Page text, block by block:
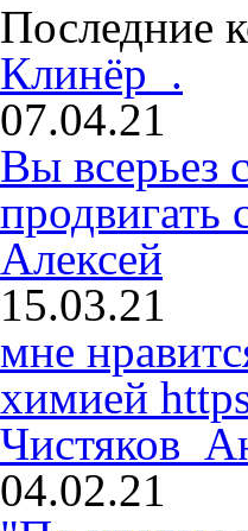
Последние
Клинёр .
07.04.21
Вы всерьез
Алексей
15.03.21
мне
химией
Чистяков
04.02.21